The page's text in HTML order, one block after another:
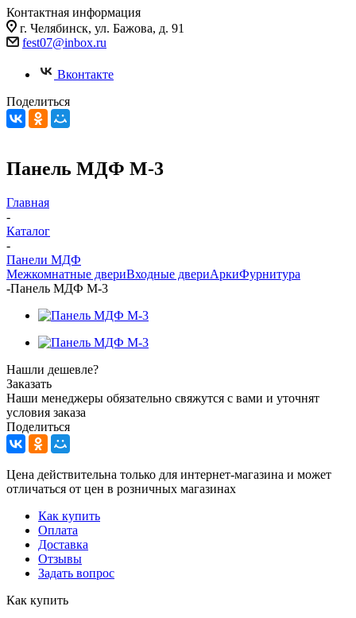
Контактная информация
г. Челябинск, ул. Бажова, д. 91
fest07@inbox.ru
Вконтакте
Поделиться
Панель МДФ М-3
Главная
-
Каталог
-
Панели МДФ
Межкомнатные двериВходные двериАркиФурнитура
-Панель МДФ М-3
Нашли дешевле?
Заказать
Наши менеджеры обязательно свяжутся с вами и уточнят
условия заказа
Поделиться
Цена действительна только для интернет-магазина и может
отличаться от цен в розничных магазинах
Как купить
Оплата
Доставка
Отзывы
Задать вопрос
Как купить